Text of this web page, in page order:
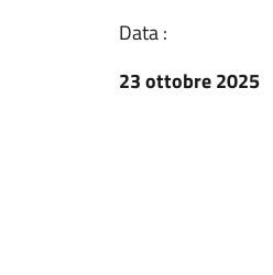
Data :
23 ottobre 2025